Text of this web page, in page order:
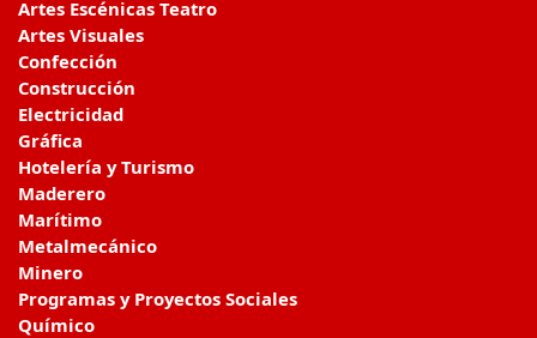
Artes Escénicas Teatro
Artes Visuales
Confección
Construcción
Electricidad
Gráfica
Hotelería y Turismo
Maderero
Marítimo
Metalmecánico
Minero
Programas y Proyectos Sociales
Químico